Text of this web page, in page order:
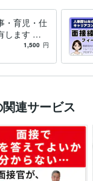
・育児・仕
します 販
レに行く
1,500 円
連サービス